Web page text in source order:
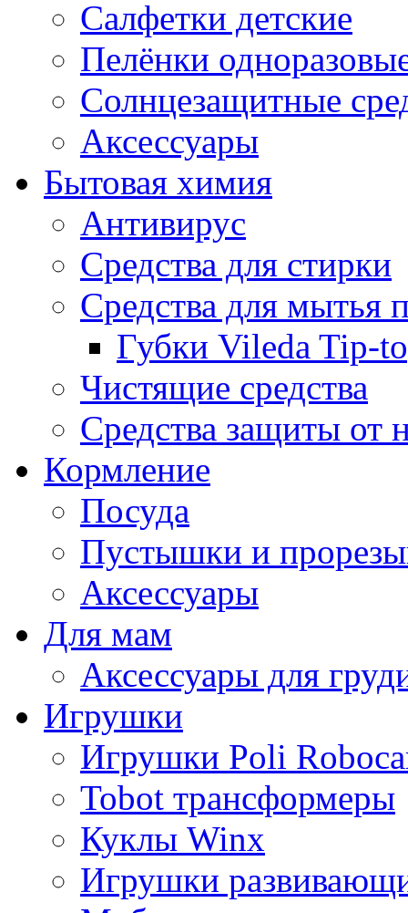
Салфетки детские
Пелёнки
Солнцезащитные
Аксессуары
Бытовая химия
Антивирус
Средства для стирки
Средства для мытья
Губки Vileda Tip-
Чистящие средства
Средства защиты от
Кормление
Посуда
Пустышки и
Аксессуары
Для мам
Аксессуары для
Игрушки
Игрушки Poli
Tobot трансформеры
Куклы Winx
Игрушки